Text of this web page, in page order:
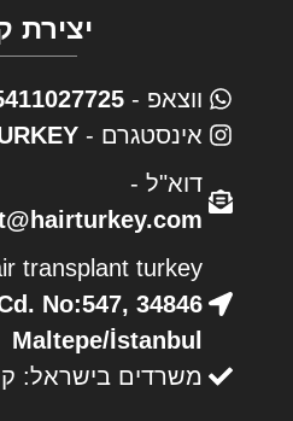
יצירת
ווצאפ -
אינסטגרם -
דוא"ל -
transplant turkey
No:547, 34846
Maltepe/İstanbul
משרדים בישראל: קרליבך